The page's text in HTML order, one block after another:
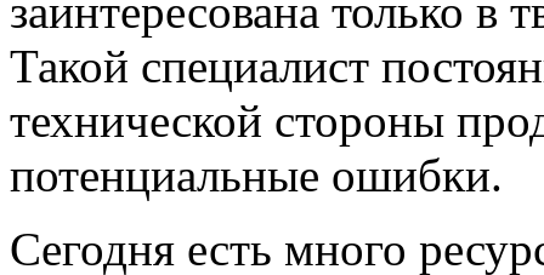
заинтересована только в
Такой специалист
технической стороны
потенциальные ошибки.
Сегодня есть много